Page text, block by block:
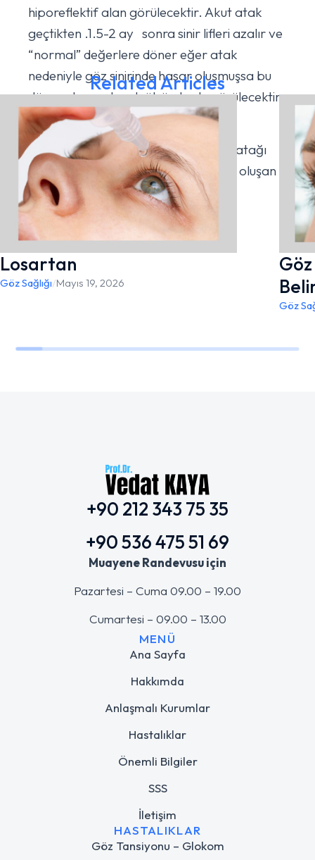
hiporeflektif alan görülecektir. Akut atak
geçtikten .1.5-2 ay sonra sinir lifleri azalır ve
“normal” değerlere döner eğer atak
nedeniyle göz sinirinde hasar oluşmuşsa bu
dönemde yapılacak ölçümlerde görülecektir.
Hasar temporal bölge yerleşimlidir.
OCT RNFL incelemesi sol gözde MS atağı
sonrası optik sinir temporal bölgede oluşan
sinir lifi hasarı görülmektedir.
Related Articles
Losartan
Göz Sağlığı/Mayıs 19, 2026
Göz
+90 212 343 75 35
+90 536 475 51 69
Muayene Randevusu için
Pazartesi – Cuma 09.00 – 19.00
Cumartesi – 09.00 – 13.00
MENÜ
Ana Sayfa
Hakkımda
Anlaşmalı Kurumlar
Hastalıklar
Önemli Bilgiler
SSS
İletişim
HASTALIKLAR
Göz Tansiyonu – Glokom